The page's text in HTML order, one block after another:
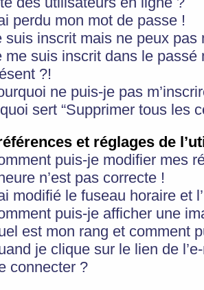
perdu mon mot de passe !
suis inscrit mais ne peux pas
me suis inscrit dans le
?!
ne puis-je pas
sert “Supprimer tous les
et réglages de
puis-je modifier mes
n’est pas correcte !
modifié le fuseau horaire et
puis-je afficher une
est mon rang et comment
je clique sur le lien de
connecter ?